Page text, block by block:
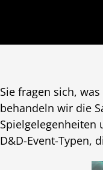
Sie fragen sich,
behandeln wir die
Spielgelegenheiten
D&D-Event-Typen,